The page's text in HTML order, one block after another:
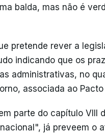
balda, mas não é
pretende rever a
indicando que os
administrativas, no
associada ao
parte do capítulo VIII
já preveem o